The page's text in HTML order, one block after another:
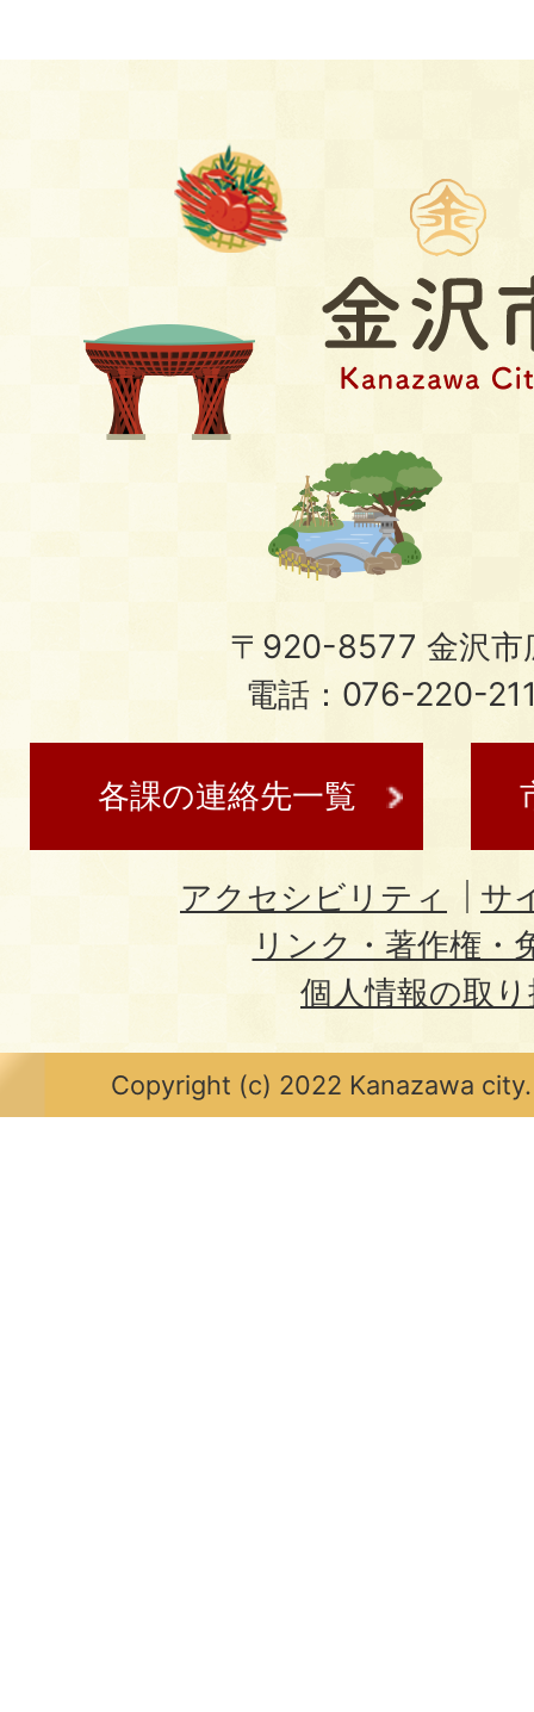
〒920-8577 金沢市
電話：076-220-
各課の連絡先一覧
アクセシビリティ
サ
リンク・著作権・
個人情報の取
Copyright (c) 2022 Kanazawa